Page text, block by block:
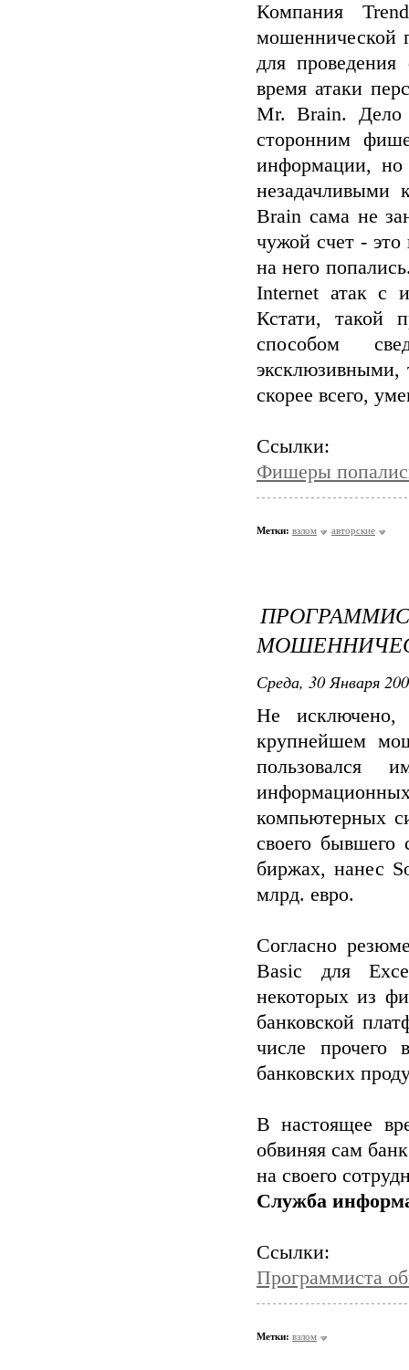
Компания
мошеннической
для
время атаки
Mr. Brain. Дело
сторонним
информации, но
незадачливыми
Brain сама не
чужой счет -
на него
Internet атак с
Кстати, такой
способом
эксклюзивными,
скорее всего,
Ссылки:
Фишеры
Метки: взлом авторские
Среда, 30 Января
Не исключено,
крупнейшем
пользовался
компьютерных
своего бывшего
биржах, нанес
млрд. евро.
Согласно
Basic для
некоторых из
банковской
числе прочего
банковских
В настоящее
обвиняя сам
на своего
Служба
Ссылки:
Программиста
Метки: взлом